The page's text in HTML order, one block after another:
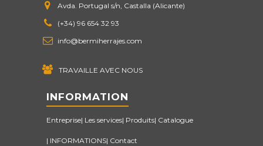
Avda. Portugal s/n, Castalla (Alicante)
(+34) 96 654 32 93
info@bermiherrajes.com
TRAVAILLE AVEC NOUS
INFORMATION
Entreprise Les services Produits Catalogue
INFORMATIONS Contact